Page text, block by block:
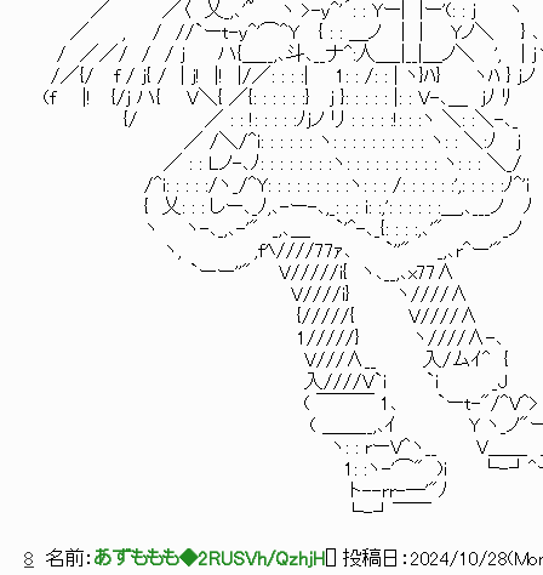
／ ／〈 乂_,､'~ ヽ >-y^'´: : Yー| |ー'(: : j ヽ
／ , / //`ーt-y^'⌒^Y { : : ＿ノ | | Yノ
/ ／／/ / / j ハ{＿__,､斗､__ナ^:人＿_|__|＿ノ＼ ', | j
/／{/ f / j{ / | j! |! |/／: : : :|
(f |! {/j ハ{ V＼{ ／{: : : : : :} j }: : : : : |: : V-､＿ jﾉ ﾘ
{/ ／ : : !: : : : :ﾉjノ リ
／ /＼/^i: : : : : : ヽ:
／ : : Lノ-､ﾉ: : : : : : : :ヽ: : : : : : : : : : ヽ: :
/^i: : : : :/ヽ_/^Y: : : : : : : : :ヽ: : : /: : :
{ 乂: : : しー､_ﾉ,､-ー-､,_: : : i: :,': : : : : :＿,､___ノ ﾉ
ヽ ヽ-､_,､-'" _,､＿ `'^-､_{: : : :,､'" _ノ
ヽ, ,fﾍ////77ｧ､ `''" _,､r^ー'"
`ーー''" V/////i{ ヽ､__,､x77∧
V////i}
{/////{ V////∧ │ロリっ子テイマー配
1/////}
V///∧__
入////V`i `i _J │ダンジョン
( ￣￣￣ 1､ `ーt-"/^V^>
( ＿＿__,､ｲ Y ヽ_ノ"ー
ヽ: : rーV^ヽ__ V＿＿ ＿
1: :ヽ-'⌒" )i └-┘^ー-
ト--rr-―'"ﾉ
└-┘￣￣
8 名前： あずももも◆2RUSVh/QzhjH ] 投稿日： 2024/10/